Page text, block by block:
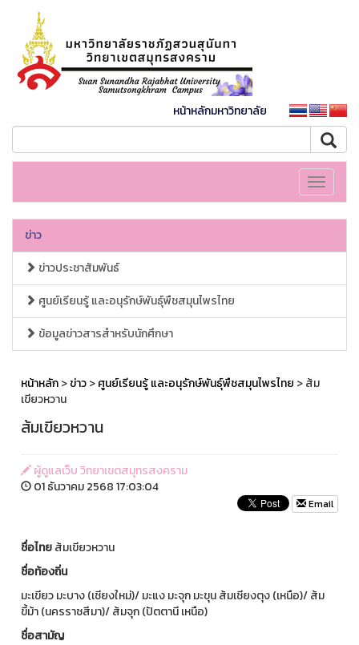
หน้าหลักมหาวิทยาลัย
Toggle
ข่าว
ข่าวประชาสัมพันธ์
ศูนย์เรียนรู้ และอนุรักษ์พันธุ์พืชสมุนไพรไทย
ข้อมูลข่าวสารสำหรับนักศึกษา
หน้าหลัก>ข่าว>ศูนย์เรียนรู้ และอนุรักษ์พันธุ์พืชสมุนไพรไทย > ส้ม
เขียวหวาน
ส้มเขียวหวาน
ผู้ดูแลเว็บ วิทยาเขตสมุทรสงคราม
01 ธันวาคม 2568 17:03:04
Email
ชื่อไทยส้มเขียวหวาน
ชื่อท้องถิ่น
มะเขียว มะบาง (เชียงใหม่)/ มะแง มะจุก มะขุน ส้มเชียงตุง (เหนือ)/ ส้ม
ขี้ม้า (นครราชสีมา)/ ส้มจุก (ปัตตานี เหนือ)
ชื่อสามัญ